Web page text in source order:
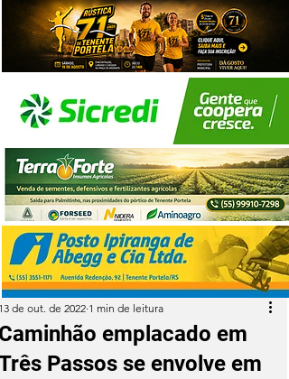
emplacado em
Passos se envolve em
de out. de 2022 1 min de leitura